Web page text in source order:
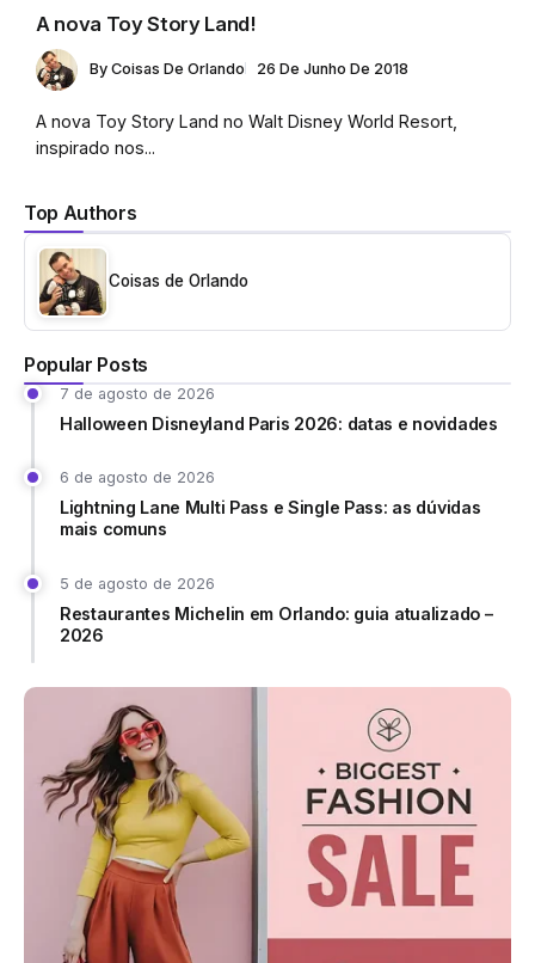
Top Authors
Coisas de Orlando
Popular Posts
7 de agosto de 2026
Halloween Disneyland Paris 2026: datas e novidades
6 de agosto de 2026
Lightning Lane Multi Pass e Single Pass: as dúvidas
mais comuns
5 de agosto de 2026
Restaurantes Michelin em Orlando: guia atualizado –
2026
A nova Toy Story Land!
By Coisas De Orlando 26 De Junho De 2018
A nova Toy Story Land no Walt Disney World Resort,
inspirado nos...